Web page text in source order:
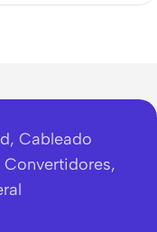
Cableado